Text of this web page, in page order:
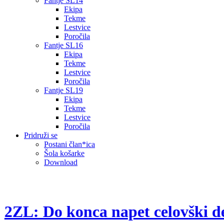
Ekipa
Tekme
Lestvice
Poročila
Fantje SL16
Ekipa
Tekme
Lestvice
Poročila
Fantje SL19
Ekipa
Tekme
Lestvice
Poročila
Pridruži se
Postani član*ica
Šola košarke
Download
2ZL: Do konca napet celovški